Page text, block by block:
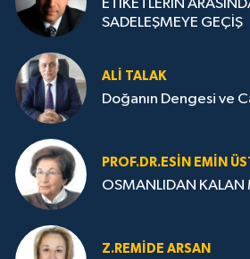
ETİKETLERİN
SADELEŞMEYE GEÇİŞ
ALI TALAK
Doğanın Dengesi ve
PROF.DR.ESIN EMIN
OSMANLIDAN KALAN
Z.REMIDE ARSAN